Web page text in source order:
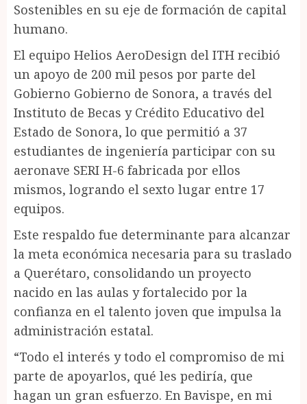
Sostenibles en su eje de formación de capital
humano.
El equipo Helios AeroDesign del ITH recibió
un apoyo de 200 mil pesos por parte del
Gobierno Gobierno de Sonora, a través del
Instituto de Becas y Crédito Educativo del
Estado de Sonora, lo que permitió a 37
estudiantes de ingeniería participar con su
aeronave SERI H-6 fabricada por ellos
mismos, logrando el sexto lugar entre 17
equipos.
Este respaldo fue determinante para alcanzar
la meta económica necesaria para su traslado
a Querétaro, consolidando un proyecto
nacido en las aulas y fortalecido por la
confianza en el talento joven que impulsa la
administración estatal.
“Todo el interés y todo el compromiso de mi
parte de apoyarlos, qué les pediría, que
hagan un gran esfuerzo. En Bavispe, en mi